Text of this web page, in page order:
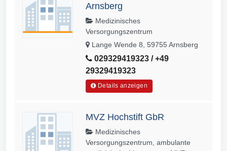
Arnsberg
Medizinisches
Versorgungszentrum
Lange Wende 8, 59755 Arnsberg
029329419323 / +49
29329419323
Details anzeigen
MVZ Hochstift GbR
Medizinisches
Versorgungszentrum, ambulante